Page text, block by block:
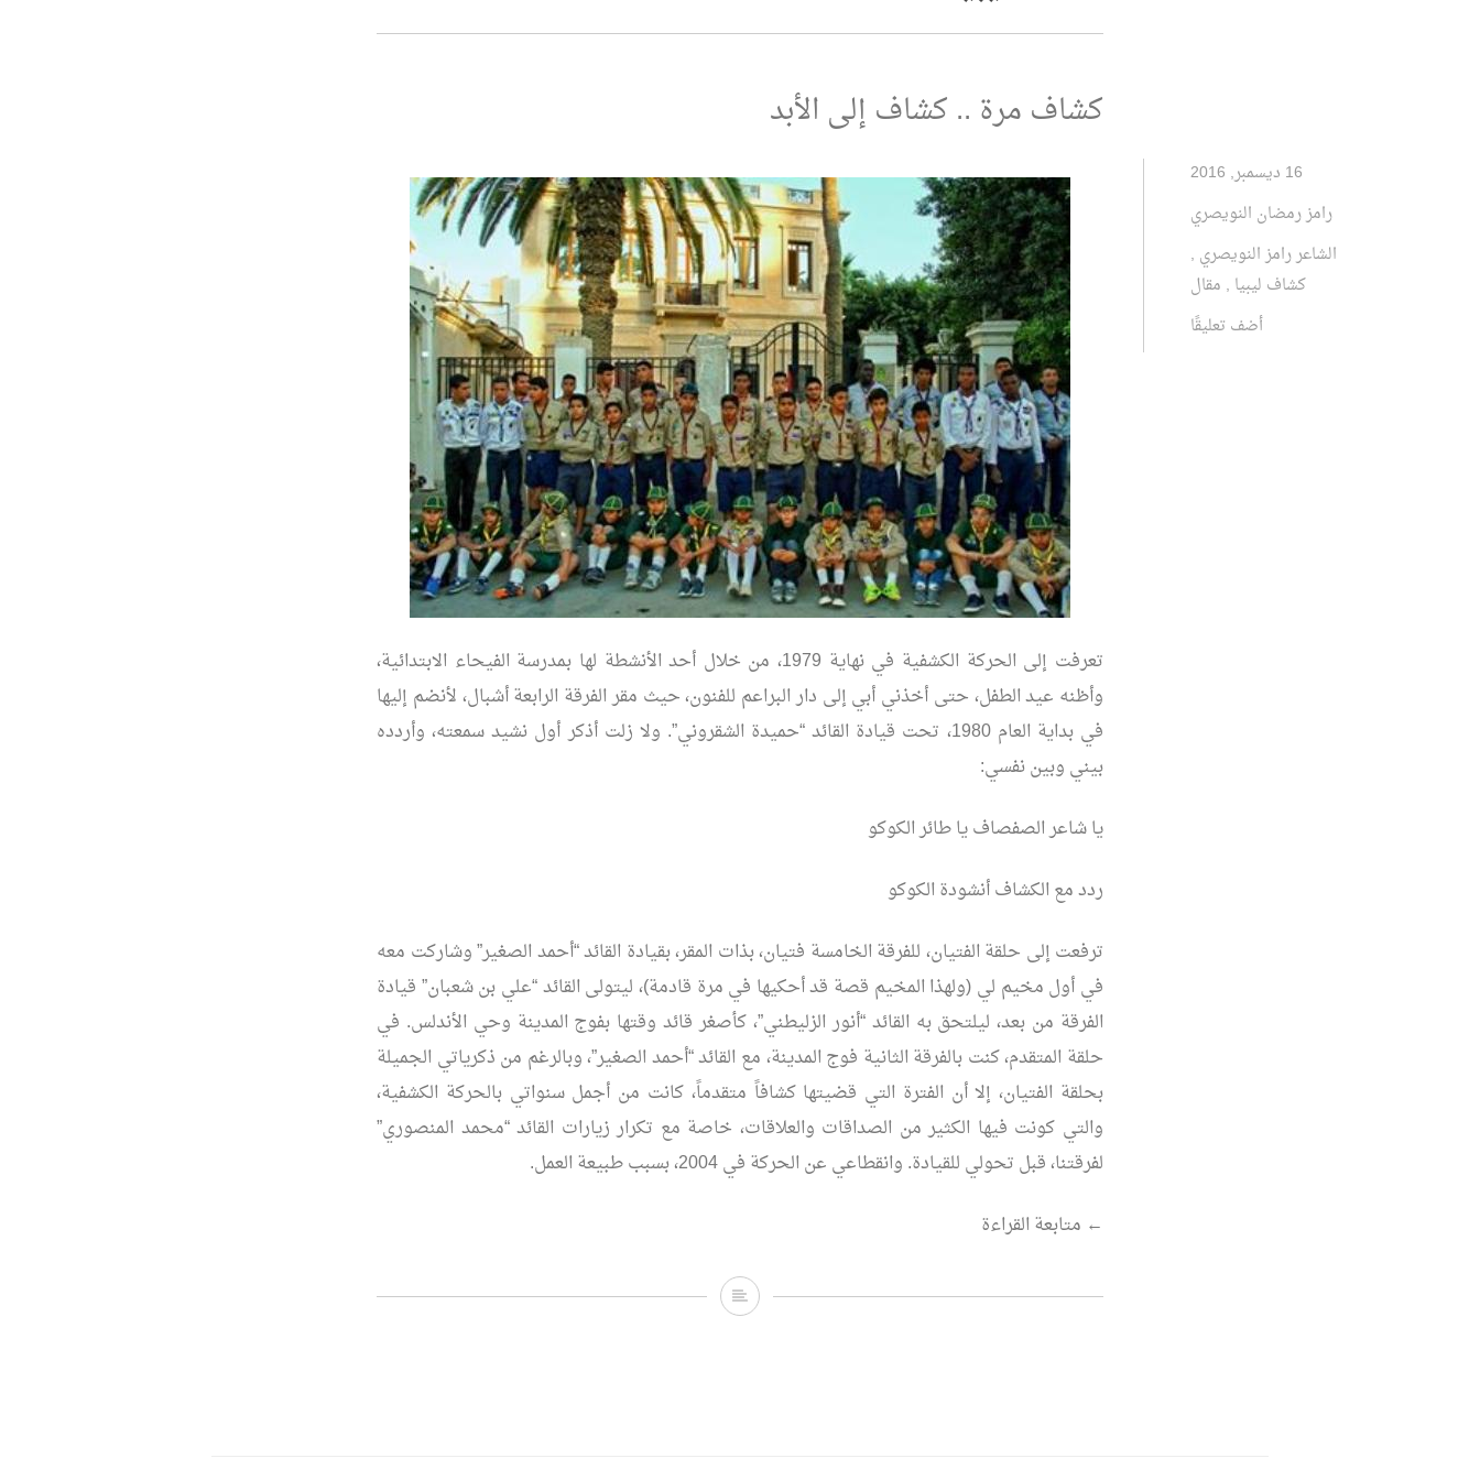
كشاف مرة .. كشاف إلى الأبد
16 ديسمبر, 2016
رامز رمضان النويصري
الشاعر رامز النويصري ,
كشاف ليبيا , مقال
أضف تعليقًا
تعرفت إلى الحركة الكشفية في نهاية 1979، من خلال أحد الأنشطة لها بمدرسة الفيحاء الابتدائية،
وأظنه عيد الطفل، حتى أخذني أبي إلى دار البراعم للفنون، حيث مقر الفرقة الرابعة أشبال، لأنضم إليها
في بداية العام 1980، تحت قيادة القائد “حميدة الشقروني”. ولا زلت أذكر أول نشيد سمعته، وأردده
بيني وبين نفسي:
يا شاعر الصفصاف يا طائر الكوكو
ردد مع الكشاف أنشودة الكوكو
ترفعت إلى حلقة الفتيان، للفرقة الخامسة فتيان، بذات المقر، بقيادة القائد “أحمد الصغير” وشاركت معه
في أول مخيم لي (ولهذا المخيم قصة قد أحكيها في مرة قادمة)، ليتولى القائد “علي بن شعبان” قيادة
الفرقة من بعد، ليلتحق به القائد “أنور الزليطني”، كأصغر قائد وقتها بفوج المدينة وحي الأندلس. في
حلقة المتقدم، كنت بالفرقة الثانية فوج المدينة، مع القائد “أحمد الصغير”، وبالرغم من ذكرياتي الجميلة
بحلقة الفتيان، إلا أن الفترة التي قضيتها كشافاً متقدماً، كانت من أجمل سنواتي بالحركة الكشفية،
والتي كونت فيها الكثير من الصداقات والعلاقات، خاصة مع تكرار زيارات القائد “محمد المنصوري”
لفرقتنا، قبل تحولي للقيادة. وانقطاعي عن الحركة في 2004، بسبب طبيعة العمل.
“كشاف
..
← متابعة القراءة
كشاف